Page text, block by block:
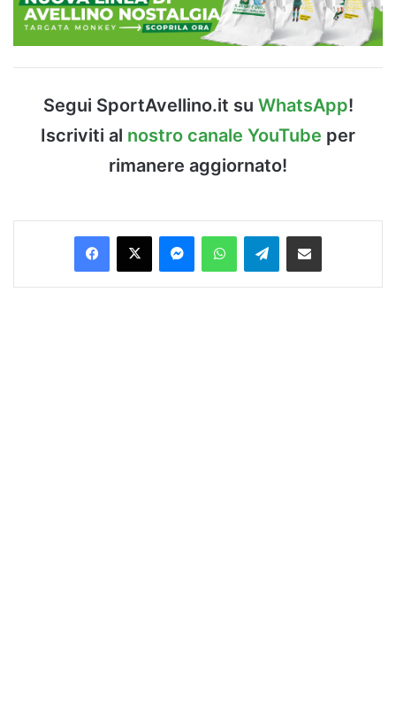
Segui SportAvellino.it su WhatsApp!
Iscriviti al nostro canale YouTube per
rimanere aggiornato!
Facebook
X MessengerWhatsAppTelegramCondividi via Email